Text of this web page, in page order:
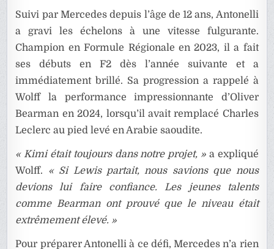
Suivi par Mercedes depuis l’âge de 12 ans, Antonelli
a gravi les échelons à une vitesse fulgurante.
Champion en Formule Régionale en 2023, il a fait
ses débuts en F2 dès l’année suivante et a
immédiatement brillé. Sa progression a rappelé à
Wolff la performance impressionnante d’Oliver
Bearman en 2024, lorsqu’il avait remplacé Charles
Leclerc au pied levé en Arabie saoudite.
« Kimi était toujours dans notre projet, » a expliqué
Wolff. « Si Lewis partait, nous savions que nous
devions lui faire confiance. Les jeunes talents
comme Bearman ont prouvé que le niveau était
extrêmement élevé. »
Pour préparer Antonelli à ce défi, Mercedes n’a rien